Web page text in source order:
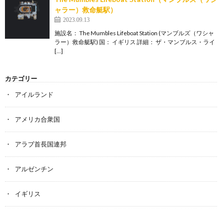
ャラー）救命艇駅）
2023.09.13
施設名： The Mumbles Lifeboat Station (マンブルズ（ワシャ
ラー）救命艇駅) 国： イギリス 詳細： ザ・マンブルス・ライ
[…]
カテゴリー
アイルランド
アメリカ合衆国
アラブ首長国連邦
アルゼンチン
イギリス